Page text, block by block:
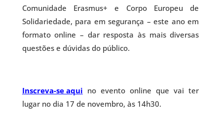
Comunidade Erasmus+ e Corpo Europeu de
Solidariedade, para em segurança – este ano em
formato online – dar resposta às mais diversas
questões e dúvidas do público.
Inscreva-se aqui no evento online que vai ter
lugar no dia 17 de novembro, às 14h30.